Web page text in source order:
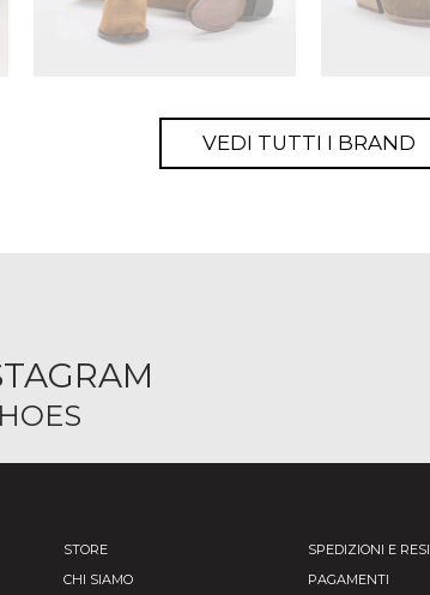
VEDI TUTTI I BRAND
STORE
CHI SIAMO
SPEDIZIONI E RESI
PAGAMENTI